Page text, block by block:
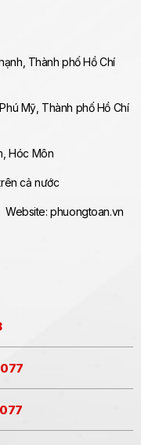
Thành phố Hồ Chí
Mỹ, Thành phố Hồ Chí
Hóc Môn
cả nước
phuongtoan.vn